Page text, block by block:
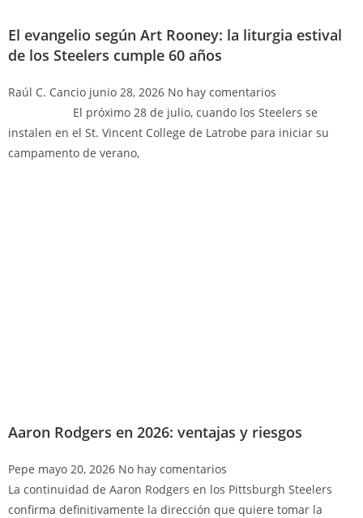
El evangelio según Art Rooney: la liturgia estival
de los Steelers cumple 60 años
Raúl C. Cancio junio 28, 2026 No hay comentarios
El próximo 28 de julio, cuando los Steelers se
instalen en el St. Vincent College de Latrobe para iniciar su
campamento de verano,
Aaron Rodgers en 2026: ventajas y riesgos
Pepe mayo 20, 2026 No hay comentarios
La continuidad de Aaron Rodgers en los Pittsburgh Steelers
confirma definitivamente la dirección que quiere tomar la